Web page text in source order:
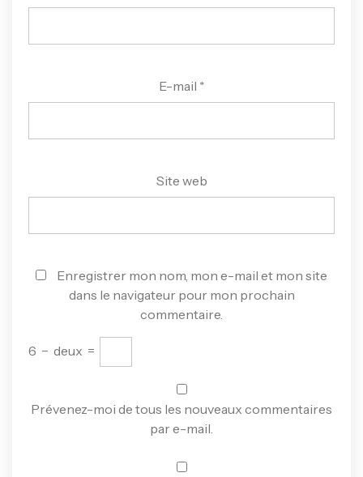
E-mail *
Site web
Enregistrer mon nom, mon e-mail et mon site
dans le navigateur pour mon prochain
commentaire.
6 − deux =
Prévenez-moi de tous les nouveaux commentaires
par e-mail.